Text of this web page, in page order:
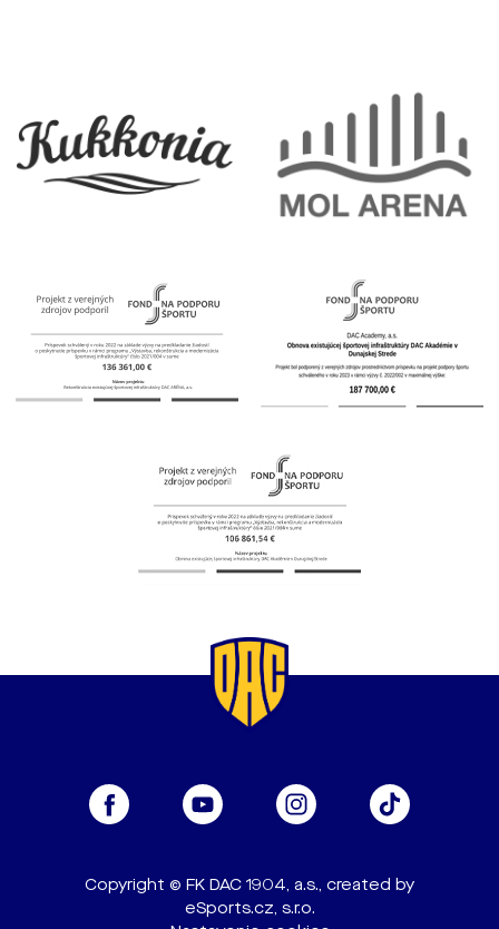
Copyright © FK DAC 1904, a.s., created by
eSports.cz, s.r.o.